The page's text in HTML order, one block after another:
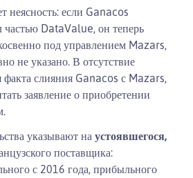
неясность: если Ganacos
частью DataValue, он теперь
под управлением Mazars,
не указано. В отсутствие
факта слияния Ganacos с Mazars,
заявление о приобретении
указывают на устоявшегося,
поставщика:
с 2016 года, прибыльного